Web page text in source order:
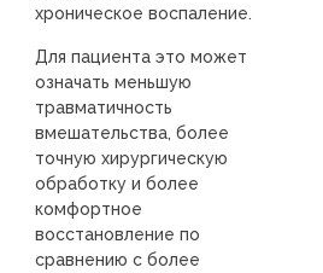
хроническое воспаление.
Для пациента это может
означать меньшую
травматичность
вмешательства, более
точную хирургическую
обработку и более
комфортное
восстановление по
сравнению с более